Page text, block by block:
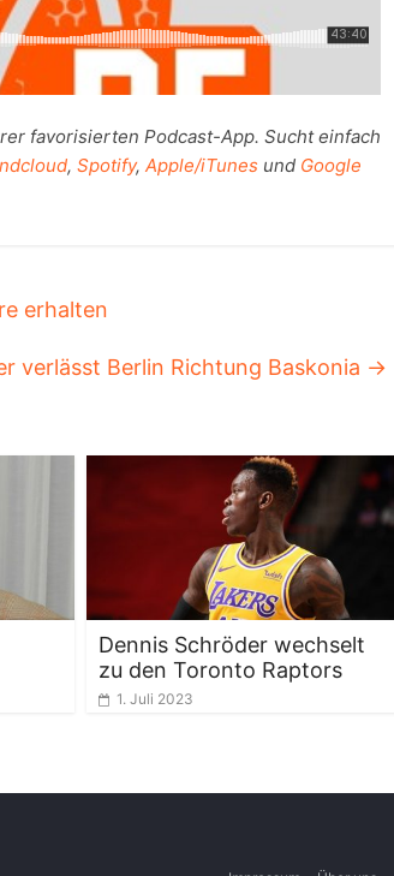
favorisierten Podcast-App. Sucht einfach
, Spotify, Apple/iTunes und Google
erhalten
verlässt Berlin Richtung Baskonia →
Dennis Schröder wechselt
zu den Toronto Raptors
1. Juli 2023